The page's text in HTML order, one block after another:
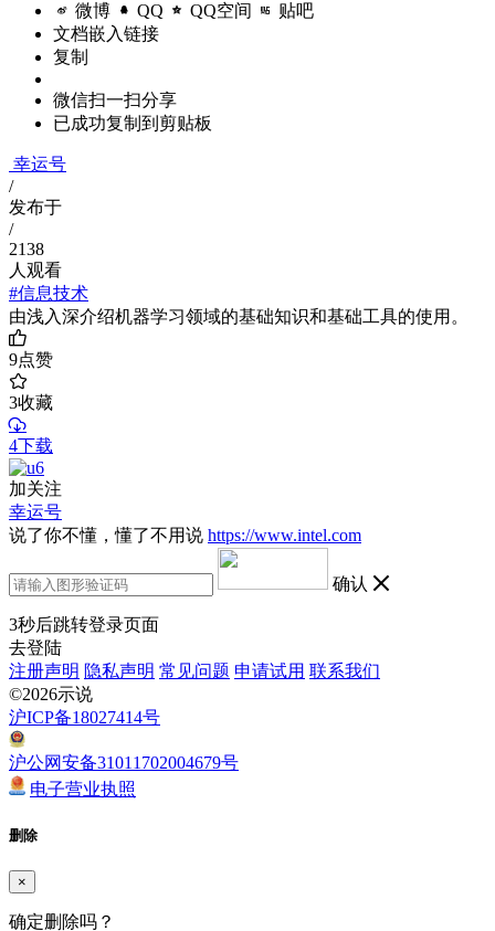
微博 QQ QQ空间 贴吧
文档嵌入链接
复制
微信扫一扫分享
已成功复制到剪贴板
幸运号
/
发布于
/
2138
人观看
#信息技术
由浅入深介绍机器学习领域的基础知识和基础工具的使用。
9点赞
3收藏
4下载
加关注
幸运号
说了你不懂，懂了不用说 https://www.intel.com
确认
3秒后跳转登录页面
去登陆
注册声明 隐私声明 常见问题 申请试用 联系我们
©2026示说
沪ICP备18027414号
沪公网安备31011702004679号
电子营业执照
删除
×
确定删除吗？